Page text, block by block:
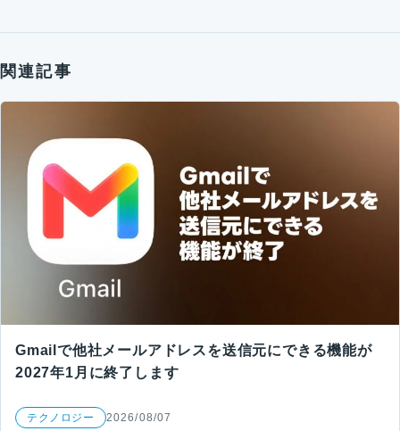
関連記事
Gmailで他社メールアドレスを送信元にできる機能が
2027年1月に終了します
テクノロジー 2026/08/07